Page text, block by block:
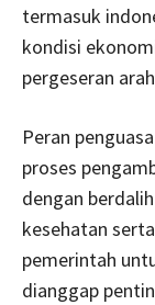
termasuk
kondisi
pergeseran
Peran
proses
dengan
kesehatan
pemerintah
dianggap